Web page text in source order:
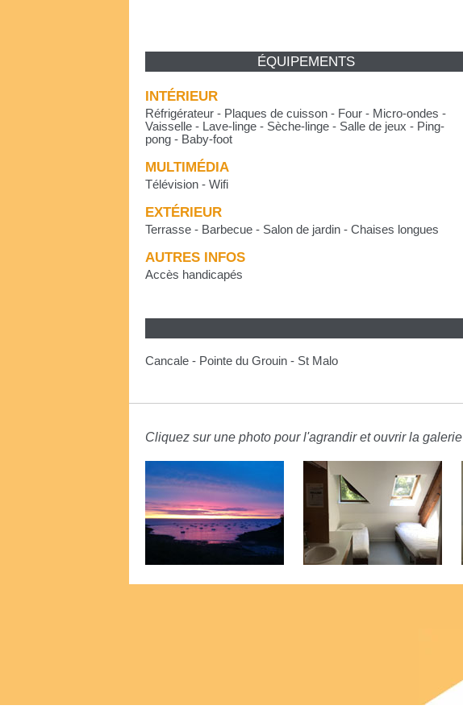
ÉQUIPEMENTS
INTÉRIEUR
Réfrigérateur - Plaques de cuisson - Four - Micro-ondes -
Vaisselle - Lave-linge - Sèche-linge - Salle de jeux - Ping-
pong - Baby-foot
MULTIMÉDIA
Télévision - Wifi
EXTÉRIEUR
Terrasse - Barbecue - Salon de jardin - Chaises longues
AUTRES INFOS
Accès handicapés
Cancale - Pointe du Grouin - St Malo
Cliquez sur une photo pour l'agrandir et ouvrir la galerie